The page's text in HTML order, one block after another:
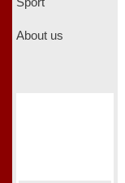
About us